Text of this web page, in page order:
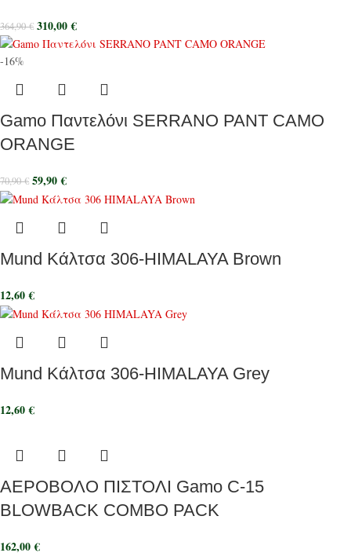
364,90€ 310,00€
-16%
Gamo Παντελόνι SERRANO PANT CAMO
ORANGE
70,90€ 59,90€
Mund Κάλτσα 306-HIMALAYA Brown
12,60€
Mund Κάλτσα 306-HIMALAYA Grey
12,60€
ΑΕΡΟΒΟΛΟ ΠΙΣΤΟΛΙ Gamo C-15
BLOWBACK COMBO PACK
162,00€